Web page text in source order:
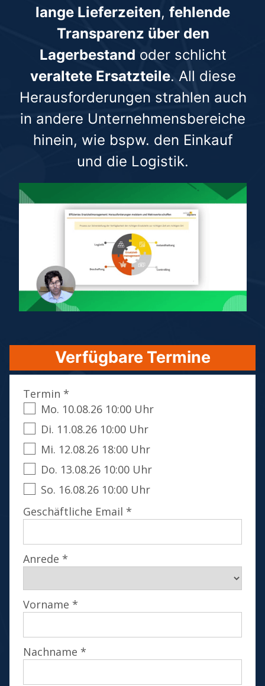
lange Lieferzeiten, fehlende
Transparenz über den
Lagerbestand oder schlicht
veraltete Ersatzteile. All diese
Herausforderungen strahlen auch
in andere Unternehmensbereiche
hinein, wie bspw. den Einkauf
und die Logistik.
Verfügbare Termine